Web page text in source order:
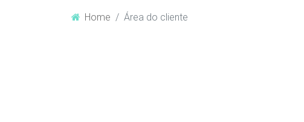
Home Área do cliente